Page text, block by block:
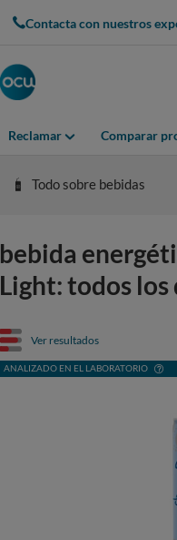
Contacta con nuestros
Reclamar Comparar
Todo sobre bebidas
bebida
Light: todos
Ver resultados
ANALIZADO EN EL LABORATORIO